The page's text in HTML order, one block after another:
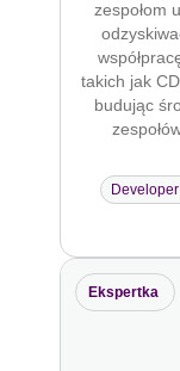
zespołom
takich jak
budując
Ekspertka